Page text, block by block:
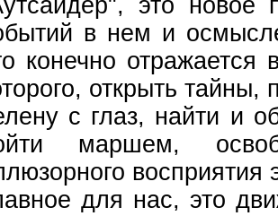
это новое
в нем и
конечно
открыть тайны,
с глаз, найти и
маршем,
восприятия
для нас, это